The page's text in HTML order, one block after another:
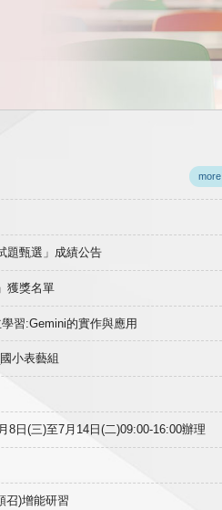
more
題甄選」成績公告
獲獎名單
習:Gemini的實作與應用
小表藝組
8日(三)至7月14日(二)09:00-16:00辦理
召)增能研習